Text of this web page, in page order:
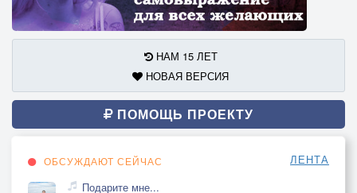
НАМ 15 ЛЕТ
НОВАЯ ВЕРСИЯ
ПОМОЩЬ ПРОЕКТУ
ОБСУЖДАЮТ СЕЙЧАС ЛЕНТА
Подарите мне...